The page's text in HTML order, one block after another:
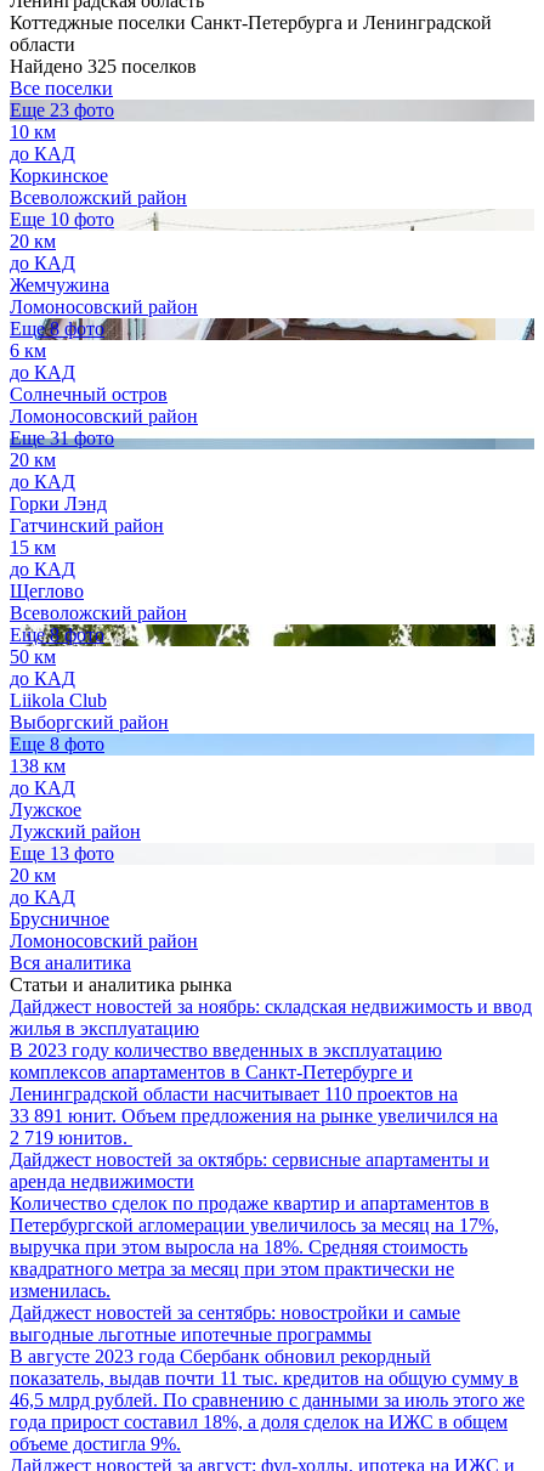
Коттеджные поселки Санкт-Петербурга и Ленинградской
области
Найдено 325 поселков
Все поселки
Еще 23 фото
10 км
до КАД
Коркинское
Всеволожский район
Еще 10 фото
20 км
до КАД
Жемчужина
Ломоносовский район
Еще 8 фото
6 км
до КАД
Солнечный остров
Ломоносовский район
Еще 31 фото
20 км
до КАД
Горки Лэнд
Гатчинский район
15 км
до КАД
Щеглово
Всеволожский район
Еще 8 фото
50 км
до КАД
Liikola Club
Выборгский район
Еще 8 фото
138 км
до КАД
Лужское
Лужский район
Еще 13 фото
20 км
до КАД
Брусничное
Ломоносовский район
Вся аналитика
Статьи и аналитика рынка
Дайджест новостей за ноябрь: складская недвижимость и ввод
жилья в эксплуатацию
В 2023 году количество введенных в эксплуатацию
комплексов апартаментов в Санкт-Петербурге и
Ленинградской области насчитывает 110 проектов на
33 891 юнит. Объем предложения на рынке увеличился на
2 719 юнитов.
Дайджест новостей за октябрь: сервисные апартаменты и
аренда недвижимости
Количество сделок по продаже квартир и апартаментов в
Петербургской агломерации увеличилось за месяц на 17%,
выручка при этом выросла на 18%. Средняя стоимость
квадратного метра за месяц при этом практически не
изменилась.
Дайджест новостей за сентябрь: новостройки и самые
выгодные льготные ипотечные программы
В августе 2023 года Сбербанк обновил рекордный
показатель, выдав почти 11 тыс. кредитов на общую сумму в
46,5 млрд рублей. По сравнению с данными за июль этого же
года прирост составил 18%, а доля сделок на ИЖС в общем
объеме достигла 9%.
Дайджест новостей за август: фуд-холлы, ипотека на ИЖС и